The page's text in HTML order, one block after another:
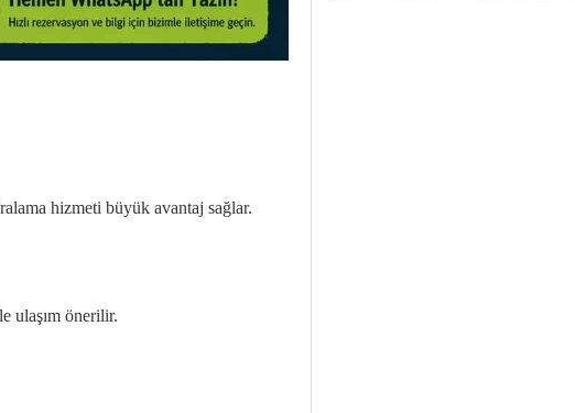
hizmeti büyük avantaj sağlar.
ulaşım önerilir.